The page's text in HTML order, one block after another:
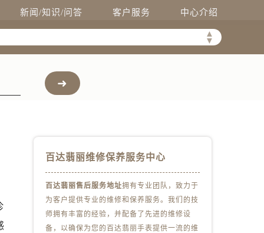
新闻/知识/问答 客户服务 中心介绍
▲
▼
百达翡丽维修保养服务中心
百达翡丽售后服务地址拥有专业团队，致力于
为客户提供专业的维修和保养服务。我们的技
师拥有丰富的经验，并配备了先进的维修设
备，以确保为您的百达翡丽手表提供一流的维